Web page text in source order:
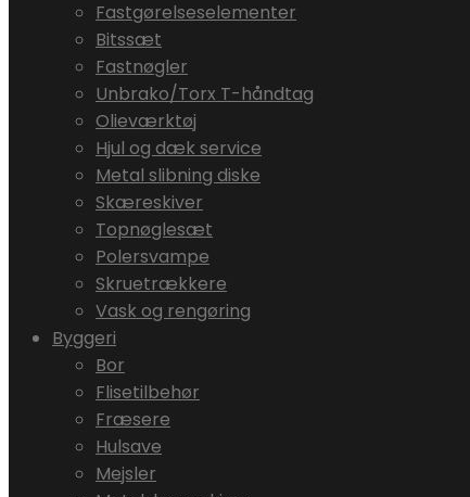
Fastgørelseselementer
Bitssæt
Fastnøgler
Unbrako/Torx T-håndtag
Olieværktøj
Hjul og dæk service
Metal slibning diske
Skæreskiver
Topnøglesæt
Polersvampe
Skruetrækkere
Vask og rengøring
Byggeri
Bor
Flisetilbehør
Fræsere
Hulsave
Mejsler